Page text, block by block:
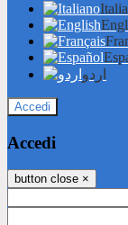
اردو
Accedi
Accedi
button close ×